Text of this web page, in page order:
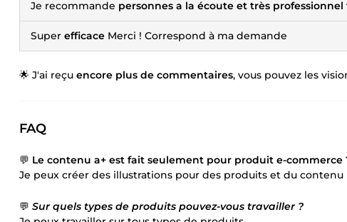
Je recommande personnes a la écoute et très
Super efficace Merci ! Correspond à ma demande
🌟 J'ai reçu encore plus de commentaires, vous pouvez les
FAQ
💬 Le contenu a+ est fait seulement pour produit e-commerce
Je peux créer des illustrations pour des produits et du contenu
💬 Sur quels types de produits pouvez-vous travailler ?